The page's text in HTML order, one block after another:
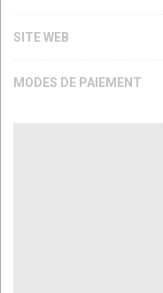
SITE WEB
MODES DE PAIEMENT